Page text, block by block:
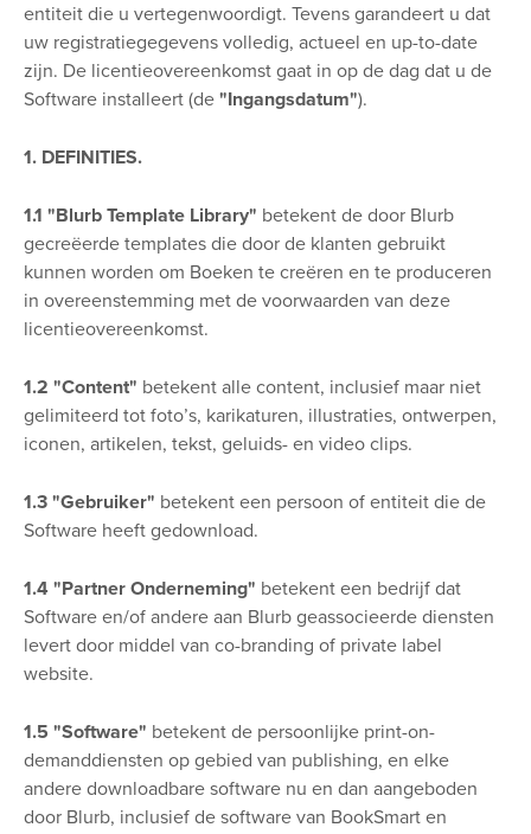
entiteit die u vertegenwoordigt. Tevens garandeert u dat
uw registratiegegevens volledig, actueel en up-to-date
zijn. De licentieovereenkomst gaat in op de dag dat u de
Software installeert (de "Ingangsdatum").
1. DEFINITIES.
1.1 "Blurb Template Library" betekent de door Blurb
gecreëerde templates die door de klanten gebruikt
kunnen worden om Boeken te creëren en te produceren
in overeenstemming met de voorwaarden van deze
licentieovereenkomst.
1.2 "Content" betekent alle content, inclusief maar niet
gelimiteerd tot foto’s, karikaturen, illustraties, ontwerpen,
iconen, artikelen, tekst, geluids- en video clips.
1.3 "Gebruiker" betekent een persoon of entiteit die de
Software heeft gedownload.
1.4 "Partner Onderneming" betekent een bedrijf dat
Software en/of andere aan Blurb geassocieerde diensten
levert door middel van co-branding of private label
website.
1.5 "Software" betekent de persoonlijke print-on-
demanddiensten op gebied van publishing, en elke
andere downloadbare software nu en dan aangeboden
door Blurb, inclusief de software van BookSmart en